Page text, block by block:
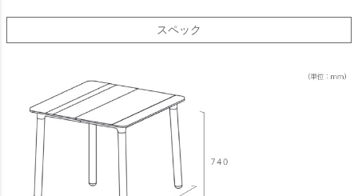
スペック